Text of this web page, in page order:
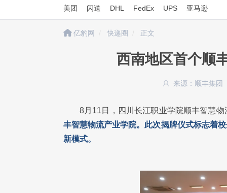
美团 闪送 DHL FedEx UPS 亚马逊
亿豹网 快递圈 正文
西南地区首个顺
来源：顺丰集团
8月11日，四川长江职业学院顺丰智慧
丰智慧物流产业学院。此次揭牌仪式标志着
新模式。